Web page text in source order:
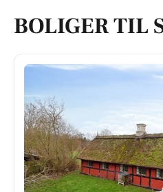
BOLIGER TIL